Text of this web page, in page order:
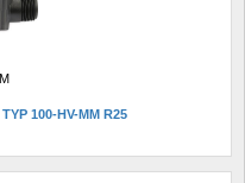
100-HV-MM R25